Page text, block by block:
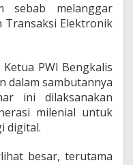
sebab melanggar
Transaksi Elektronik
PWI Bengkalis
dalam sambutannya
ini dilaksanakan
milenial untuk
digital.
besar, terutama